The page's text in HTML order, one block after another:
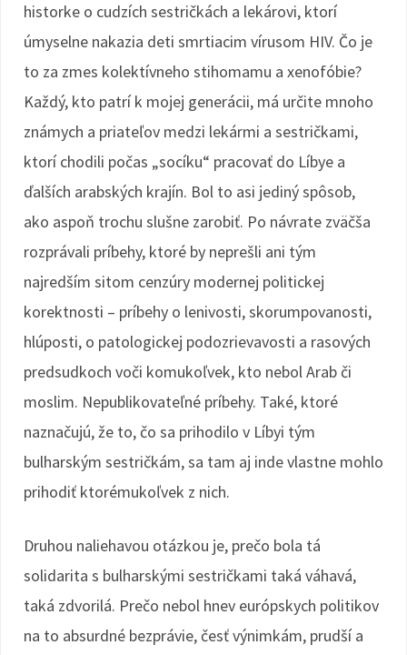
historke o cudzích sestričkách a lekárovi, ktorí
úmyselne nakazia deti smrtiacim vírusom HIV. Čo je
to za zmes kolektívneho stihomamu a xenofóbie?
Každý, kto patrí k mojej generácii, má určite mnoho
známych a priateľov medzi lekármi a sestričkami,
ktorí chodili počas „socíku“ pracovať do Líbye a
ďalších arabských krajín. Bol to asi jediný spôsob,
ako aspoň trochu slušne zarobiť. Po návrate zväčša
rozprávali príbehy, ktoré by neprešli ani tým
najredším sitom cenzúry modernej politickej
korektnosti – príbehy o lenivosti, skorumpovanosti,
hlúposti, o patologickej podozrievavosti a rasových
predsudkoch voči komukoľvek, kto nebol Arab či
moslim. Nepublikovateľné príbehy. Také, ktoré
naznačujú, že to, čo sa prihodilo v Líbyi tým
bulharským sestričkám, sa tam aj inde vlastne mohlo
prihodiť ktorémukoľvek z nich.
Druhou naliehavou otázkou je, prečo bola tá
solidarita s bulharskými sestričkami taká váhavá,
taká zdvorilá. Prečo nebol hnev európskych politikov
na to absurdné bezprávie, česť výnimkám, prudší a